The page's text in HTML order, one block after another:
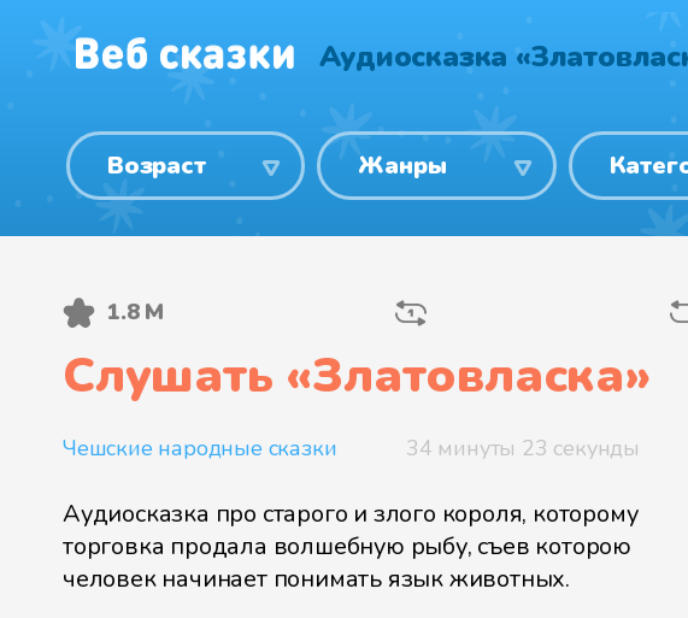
Аудиосказка
Возраст Жанры
1.8 М
Слушать «Златовласка»
Чешские народные сказки 34 минуты 23 секунды
Аудиосказка про старого и злого короля, которому
торговка продала волшебную рыбу, съев которою
человек начинает понимать язык животных.